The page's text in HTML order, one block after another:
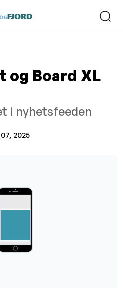
og Board XL
i nyhetsfeeden
2025